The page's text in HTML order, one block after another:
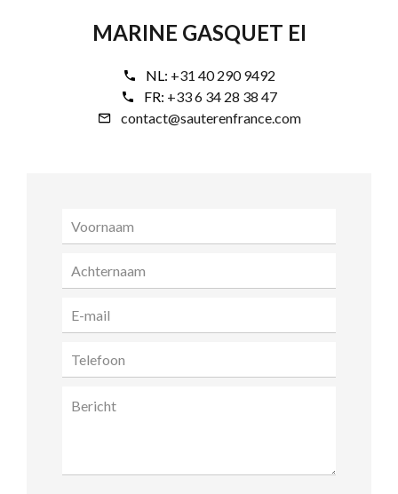
MARINE GASQUET EI
NL: +31 40 290 9492
FR: +33 6 34 28 38 47
contact@sauterenfrance.com